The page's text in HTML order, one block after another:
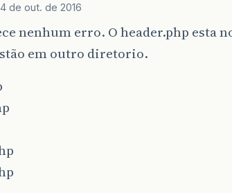
de out. de 2016
nenhum erro. O header.php esta
em outro diretorio.